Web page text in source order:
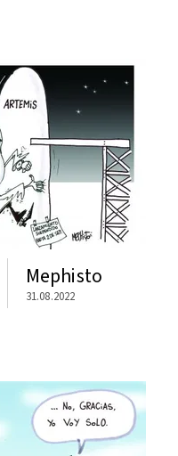
Mephisto
31.08.2022